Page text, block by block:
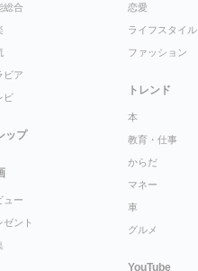
総合
ビア
ビ
ップ
ュー
ゼント
恋愛
ライフスタイル
ファッション
トレンド
本
教育・仕事
からだ
マネー
車
グルメ
YouTube